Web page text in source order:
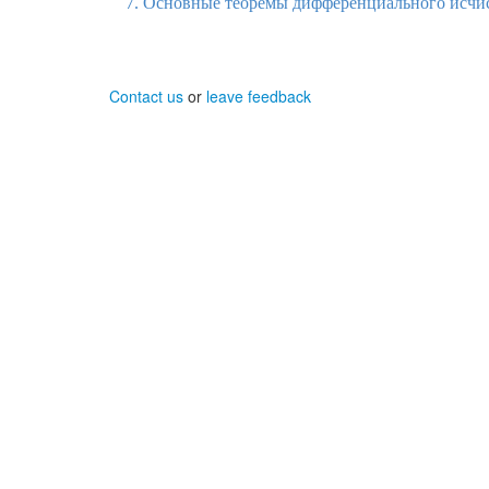
Contact us or leave feedback